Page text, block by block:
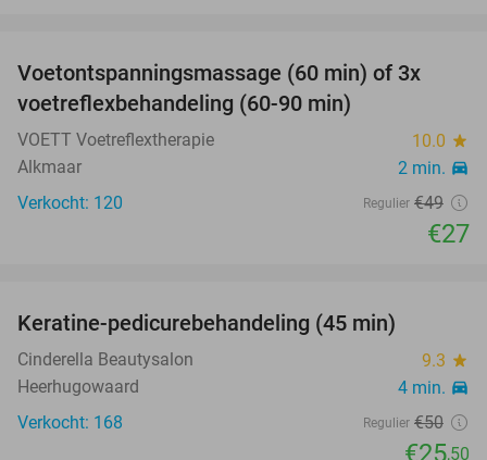
45%
OUT
Voetontspanningsmassage (60 min) of 3x
voetreflexbehandeling (60-90 min)
VOETT Voetreflextherapie 10.0 star
Alkmaar 2 min. directions_car
Verkocht: 120 Regulier €49
€27
Keratine-pedicurebehandeling (45 min)
Cinderella Beautysalon 9.3 star
Heerhugowaard 4 min. directions_car
Verkocht: 168 Regulier €50
€25,50